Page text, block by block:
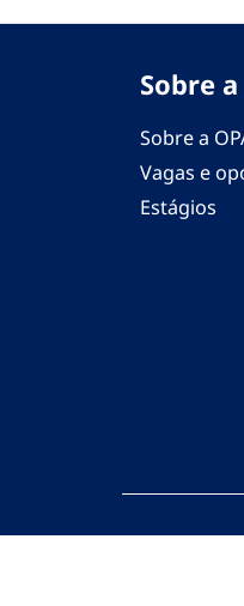
Sobre a
Sobre a
Vagas e
Estágios